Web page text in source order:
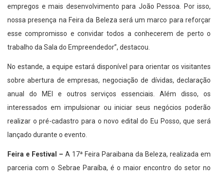
empregos e mais desenvolvimento para João Pessoa. Por isso,
nossa presença na Feira da Beleza será um marco para reforçar
esse compromisso e convidar todos a conhecerem de perto o
trabalho da Sala do Empreendedor”, destacou.
No estande, a equipe estará disponível para orientar os visitantes
sobre abertura de empresas, negociação de dívidas, declaração
anual do MEI e outros serviços essenciais. Além disso, os
interessados em impulsionar ou iniciar seus negócios poderão
realizar o pré-cadastro para o novo edital do Eu Posso, que será
lançado durante o evento.
Feira e Festival – A 17ª Feira Paraibana da Beleza, realizada em
parceria com o Sebrae Paraíba, é o maior encontro do setor no